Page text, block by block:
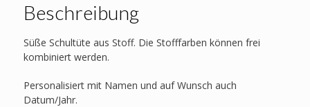
Beschreibung
Süße Schultüte aus Stoff. Die Stofffarben können frei
kombiniert werden.
Personalisiert mit Namen und auf Wunsch auch
Datum/Jahr.